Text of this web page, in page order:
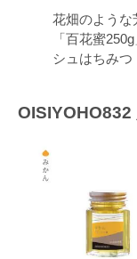
花畑のような
「百花蜜
シュはちみつ
OISIYOHO832